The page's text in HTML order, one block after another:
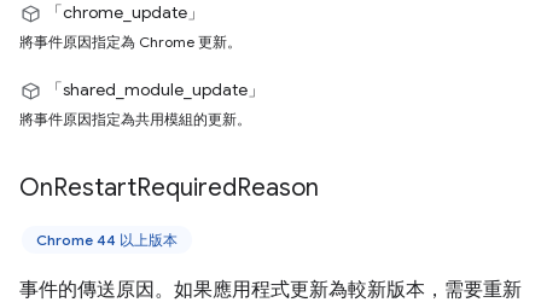
「chrome_update」
將事件原因指定為 Chrome 更新。
「shared_module_update」
將事件原因指定為共用模組的更新。
OnRestartRequiredReason
Chrome 44 以上版本
事件的傳送原因。如果應用程式更新為較新版本，需要重新